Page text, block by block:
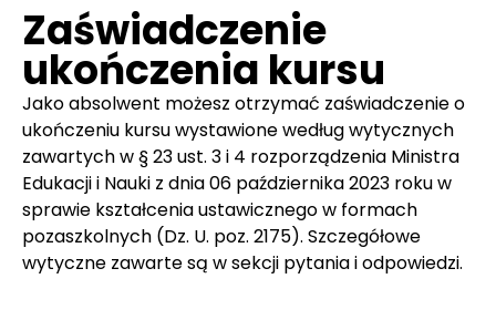
Zaświadczenie
ukończenia kursu
Jako absolwent możesz otrzymać zaświadczenie o
ukończeniu kursu wystawione według wytycznych
zawartych w § 23 ust. 3 i 4 rozporządzenia Ministra
Edukacji i Nauki z dnia 06 października 2023 roku w
sprawie kształcenia ustawicznego w formach
pozaszkolnych (Dz. U. poz. 2175). Szczegółowe
wytyczne zawarte są w sekcji pytania i odpowiedzi.